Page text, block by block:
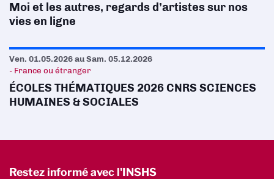
Moi et les autres, regards d’artistes sur nos
vies en ligne
Ven. 01.05.2026auSam. 05.12.2026
- France ou étranger
ÉCOLES THÉMATIQUES 2026 CNRS SCIENCES
HUMAINES & SOCIALES
Restez informé avec l'INSHS